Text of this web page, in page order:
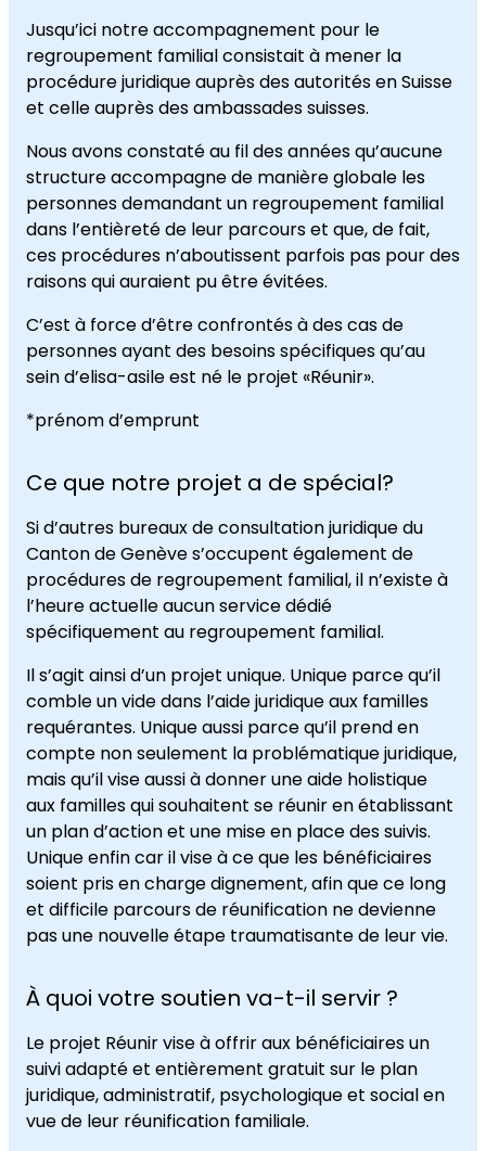
Jusqu’ici notre accompagnement pour le
regroupement familial consistait à mener la
procédure juridique auprès des autorités en Suisse
et celle auprès des ambassades suisses.
Nous avons constaté au fil des années qu’aucune
structure accompagne de manière globale les
personnes demandant un regroupement familial
dans l’entièreté de leur parcours et que, de fait,
ces procédures n’aboutissent parfois pas pour des
raisons qui auraient pu être évitées.
C’est à force d’être confrontés à des cas de
personnes ayant des besoins spécifiques qu’au
sein d’elisa-asile est né le projet «Réunir».
*prénom d’emprunt
Ce que notre projet a de spécial?
Si d’autres bureaux de consultation juridique du
Canton de Genève s’occupent également de
procédures de regroupement familial, il n’existe à
l’heure actuelle aucun service dédié
spécifiquement au regroupement familial.
Il s’agit ainsi d’un projet unique. Unique parce qu’il
comble un vide dans l’aide juridique aux familles
requérantes. Unique aussi parce qu’il prend en
compte non seulement la problématique juridique,
mais qu’il vise aussi à donner une aide holistique
aux familles qui souhaitent se réunir en établissant
un plan d’action et une mise en place des suivis.
Unique enfin car il vise à ce que les bénéficiaires
soient pris en charge dignement, afin que ce long
et difficile parcours de réunification ne devienne
pas une nouvelle étape traumatisante de leur vie.
À quoi votre soutien va-t-il servir ?
Le projet Réunir vise à offrir aux bénéficiaires un
suivi adapté et entièrement gratuit sur le plan
juridique, administratif, psychologique et social en
vue de leur réunification familiale.